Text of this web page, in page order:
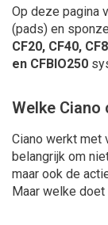
Op deze pagina
(pads) en
CF20, CF40,
en CFBIO250
Welke
Ciano werkt met
belangrijk om
maar ook de
Maar welke doet